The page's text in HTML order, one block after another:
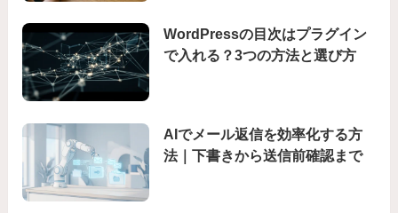
WordPressの目次はプラグイン
で入れる？3つの方法と選び方
AIでメール返信を効率化する方
法｜下書きから送信前確認まで